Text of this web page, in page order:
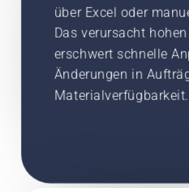
über Excel oder
Das verursacht
erschwert schnelle
Änderungen in
Materialverfügbarkeit.